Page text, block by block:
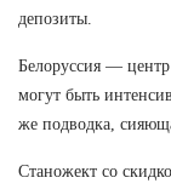
депозиты.
Белоруссия —
могут быть
же подводка,
Станожект со